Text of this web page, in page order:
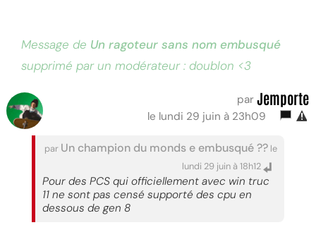
Message de Un ragoteur sans nom embusqué
supprimé par un modérateur : doublon <3
par Jemporte
le lundi 29 juin à 23h09
par Un champion du monds e embusqué ?? le
lundi 29 juin à 18h12
Pour des PCS qui officiellement avec win truc
11 ne sont pas censé supporté des cpu en
dessous de gen 8